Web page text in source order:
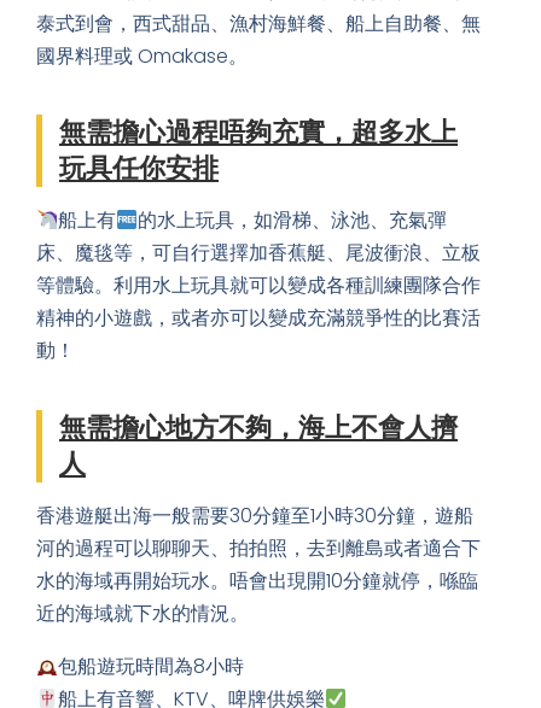
數訂制美食到會，一般人均消費約$500左右。
Holimood提供多種不同種類的食物到會安排，包括
國界料理或 Omakase。
無需擔心過程唔夠充實，超多水上
玩具任你安排
船上有
的水上玩具，如滑梯、泳池、充氣彈
床、魔毯等，可自行選擇加香蕉艇、尾波衝浪、立板
等體驗。利用水上玩具就可以變成各種訓練團隊合作
動！
無需擔心地方不夠，海上不會人擠
人
香港遊艇出海一般需要30分鐘至1小時30分鐘，遊船
河的過程可以聊聊天、拍拍照，去到離島或者適合下
近的海域就下水的情況。